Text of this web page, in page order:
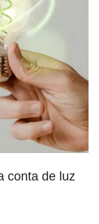
conta de luz